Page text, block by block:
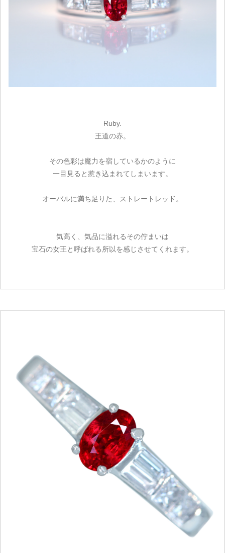
Ruby.
王道の赤。
その色彩は魔力を宿しているかのように
一目見ると惹き込まれてしまいます。
オーバルに満ち足りた、ストレートレッド。
気高く、気品に溢れるその佇まいは
宝石の女王と呼ばれる所以を感じさせてくれます。